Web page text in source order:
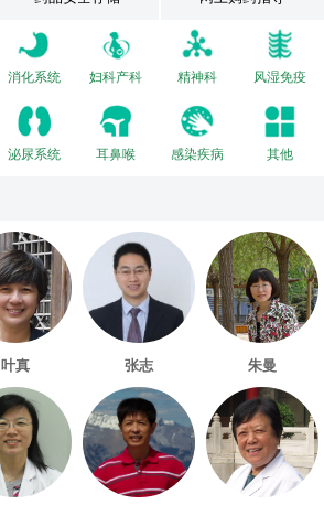
消化系统 妇科产科 精神科 风湿免疫
泌尿系统 耳鼻喉 感染疾病 其他
叶真 张志 朱曼